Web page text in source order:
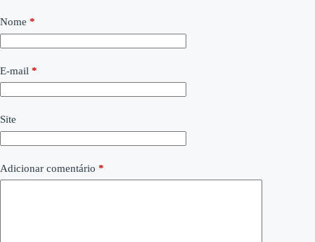
Nome *
E-mail *
Site
Adicionar comentário *